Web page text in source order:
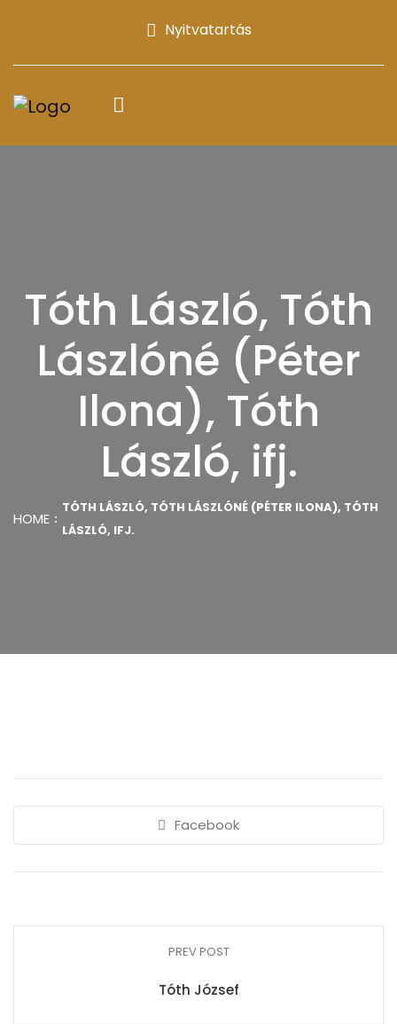
Nyitvatartás
Tóth László, Tóth
Lászlóné (Péter
Ilona), Tóth
László, ifj.
HOME
TÓTH LÁSZLÓ, TÓTH LÁSZLÓNÉ (PÉTER ILONA), TÓTH
LÁSZLÓ, IFJ.
Facebook
PREV POST
Tóth József